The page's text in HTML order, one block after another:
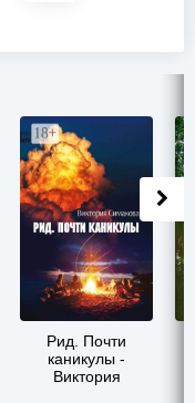
Рид. Почти
каникулы -
Виктория